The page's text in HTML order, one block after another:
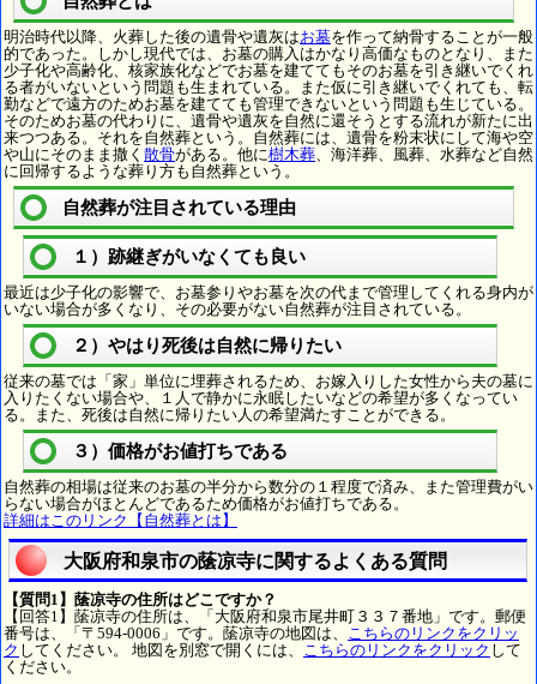
明治時代以降、火葬した後の遺骨や遺灰はお墓を作って納骨することが一般
的であった。しかし現代では、お墓の購入はかなり高価なものとなり、また
少子化や高齢化、核家族化などでお墓を建ててもそのお墓を引き継いでくれ
る者がいないという問題も生まれている。また仮に引き継いでくれても、転
勤などで遠方のためお墓を建てても管理できないという問題も生じている。
そのためお墓の代わりに、遺骨や遺灰を自然に還そうとする流れが新たに出
来つつある。それを自然葬という。自然葬には、遺骨を粉末状にして海や空
や山にそのまま撒く 散骨がある。他に樹木葬、海洋葬、風葬、水葬など自然
に回帰するような葬り方も自然葬という。
自然葬が注目されている理由
１）跡継ぎがいなくても良い
最近は少子化の影響で、お墓参りやお墓を次の代まで管理してくれる身内が
いない場合が多くなり、その必要がない自然葬が注目されている。
２）やはり死後は自然に帰りたい
従来の墓では「家」単位に埋葬されるため、お嫁入りした女性から夫の墓に
入りたくない場合や、１人で静かに永眠したいなどの希望が多くなってい
る。また、死後は自然に帰りたい人の希望満たすことができる。
３）価格がお値打ちである
自然葬の相場は従来のお墓の半分から数分の１程度で済み、また管理費がい
らない場合がほとんどであるため価格がお値打ちである。
詳細はこのリンク【自然葬とは】
大阪府和泉市の䕃凉寺に関するよくある質問
【質問1】䕃凉寺の住所はどこですか？
【回答1】䕃凉寺の住所は、「大阪府和泉市尾井町３３７番地」です。郵便
番号は、「〒594-0006」です。䕃凉寺の地図は、 こちらのリンクをクリッ
ク してください。 地図を別窓で開くには、 こちらのリンクをクリック して
ください。